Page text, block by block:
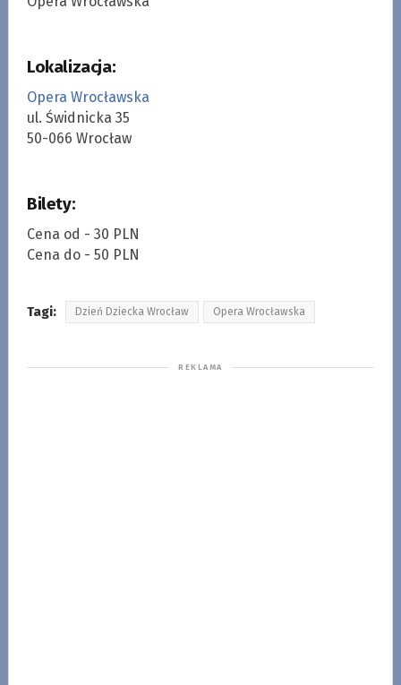
Lokalizacja:
Opera Wrocławska
ul. Świdnicka 35
50-066 Wrocław
Bilety:
Cena od - 30 PLN
Cena do - 50 PLN
Tagi: Dzień Dziecka Wrocław Opera Wrocławska